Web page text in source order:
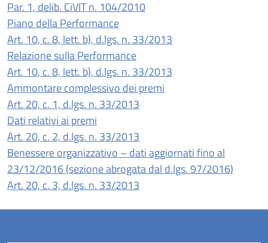
Par. 1, delib. CiVIT n. 104/2010(apre in un'altra scheda).
Piano della Performance
Art. 10, c. 8, lett. b), d.lgs. n. 33/2013
Relazione sulla Performance
Art. 10, c. 8, lett. b), d.lgs. n. 33/2013
Ammontare complessivo dei premi
Art. 20, c. 1, d.lgs. n. 33/2013
Dati relativi ai premi
Art. 20, c. 2, d.lgs. n. 33/2013
Benessere organizzativo – dati aggiornati fino al
23/12/2016 (sezione abrogata dal d.lgs. 97/2016)
Art. 20, c. 3, d.lgs. n. 33/2013